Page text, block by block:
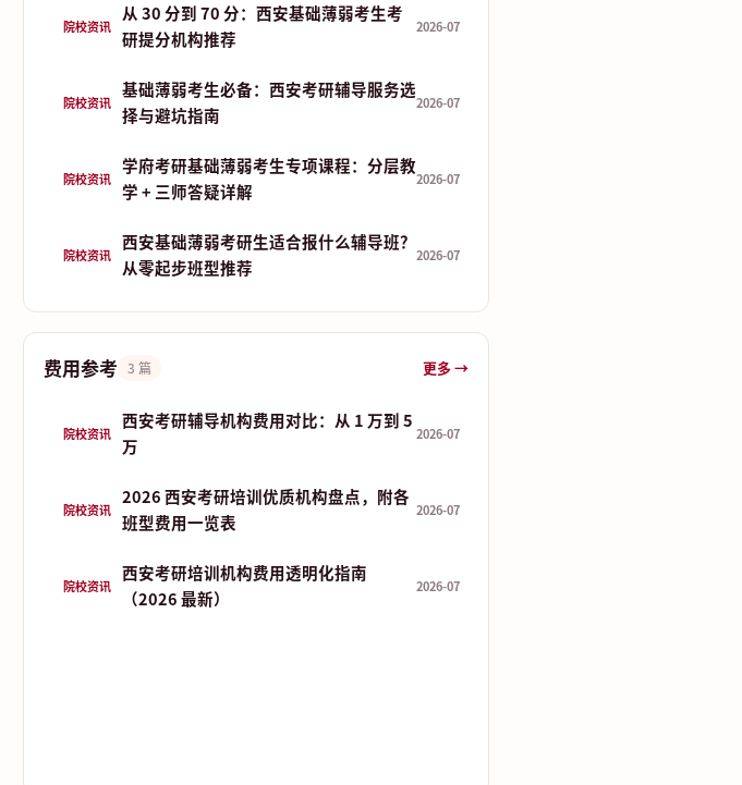
院校资讯
从 30 分到 70 分：西安基础薄弱考生考
研提分机构推荐
2026-07
院校资讯
基础薄弱考生必备：西安考研辅导服务选
择与避坑指南
2026-07
院校资讯
学府考研基础薄弱考生专项课程：分层教
学 + 三师答疑详解
2026-07
院校资讯
西安基础薄弱考研生适合报什么辅导班？
从零起步班型推荐
2026-07
费用参考 3 篇 更多 →
院校资讯
西安考研辅导机构费用对比：从 1 万到 5
万
2026-07
院校资讯
2026 西安考研培训优质机构盘点，附各
班型费用一览表
2026-07
院校资讯
西安考研培训机构费用透明化指南
（2026 最新）
2026-07